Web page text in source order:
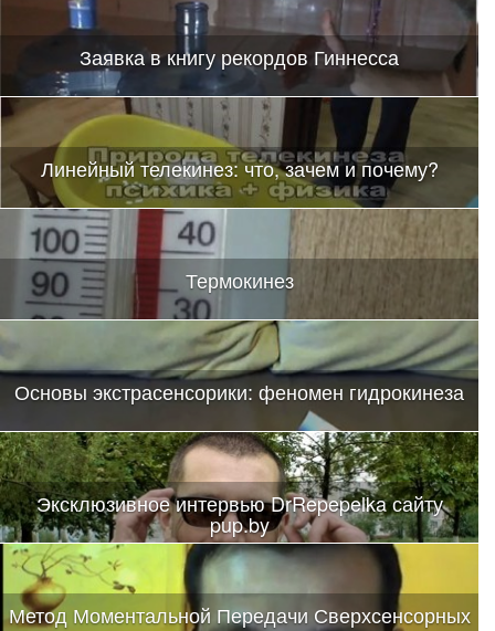
Заявка в книгу рекордов Гиннесса
Линейный телекинез: что, зачем и почему?
Термокинез
Основы экстрасенсорики: феномен гидрокинеза
Эксклюзивное интервью DrRepepelka сайту
pup.by
Метод Моментальной Передачи Сверхсенсорных